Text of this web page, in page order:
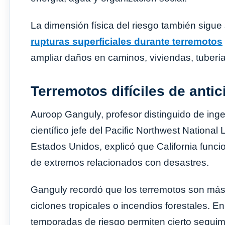
La dimensión física del riesgo también
rupturas superficiales durante terremotos
ampliar daños en caminos, viviendas,
Terremotos difíciles de
Auroop Ganguly, profesor distinguido de
científico jefe del Pacific Northwest National
Estados Unidos, explicó que California
de extremos relacionados con desastres.
Ganguly recordó que los terremotos son
ciclones tropicales o incendios forestales.
temporadas de riesgo permiten cierto